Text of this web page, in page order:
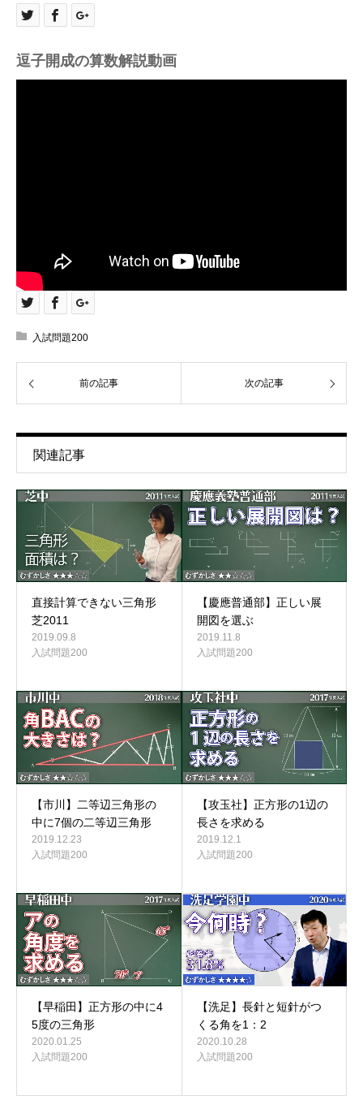
逗子開成の算数解説動画
入試問題200
前の記事 次の記事
関連記事
直接計算できない三角形
芝2011
2019.09.8
入試問題200
【慶應普通部】正しい展
開図を選ぶ
2019.11.8
入試問題200
【市川】二等辺三角形の
中に7個の二等辺三角形
2019.12.23
入試問題200
【攻玉社】正方形の1辺の
長さを求める
2019.12.1
入試問題200
【早稲田】正方形の中に4
5度の三角形
2020.01.25
入試問題200
【洗足】長針と短針がつ
くる角を1：2
2020.10.28
入試問題200